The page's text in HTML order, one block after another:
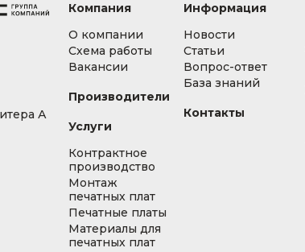
А
Компания
О компании
Схема работы
Вакансии
Производители
Услуги
Контрактное
производство
Монтаж
печатных плат
Печатные платы
Материалы для
печатных плат
Информация
Новости
Статьи
Вопрос-ответ
База знаний
Контакты